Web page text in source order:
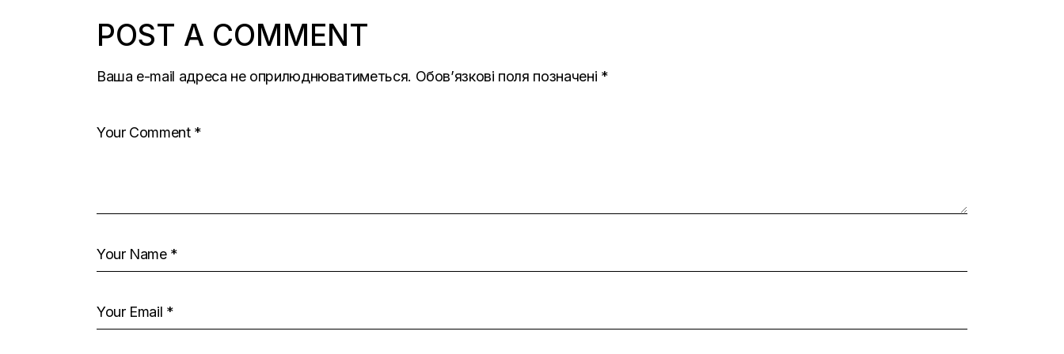
POST A COMMENT
Ваша e-mail адреса не оприлюднюватиметься. Обов’язкові поля позначені *